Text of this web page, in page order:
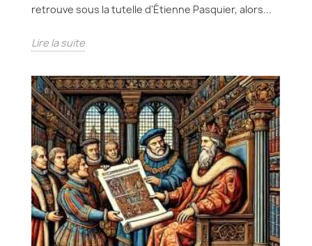
retrouve sous la tutelle d'Étienne Pasquier, alors...
Lire la suite